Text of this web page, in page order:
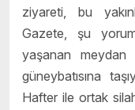
ziyareti, bu
Gazete, şu
yaşanan meydan
güneybatısına
Hafter ile ortak